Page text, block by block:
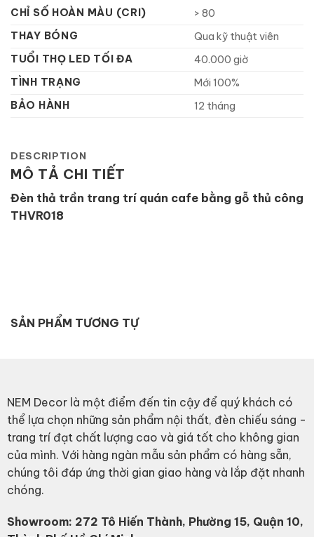
CHỈ SỐ HOÀN MÀU (CRI)
> 80
THAY BÓNG
Qua kỹ thuật viên
TUỔI THỌ LED TỐI ĐA
40.000 giờ
TÌNH TRẠNG
Mới 100%
BẢO HÀNH
12 tháng
DESCRIPTION
MÔ TẢ CHI TIẾT
Đèn thả trần trang trí quán cafe bằng gỗ thủ công
THVR018
SẢN PHẨM TƯƠNG TỰ
NEM Decor là một điểm đến tin cậy để quý khách có
thể lựa chọn những sản phẩm nội thất, đèn chiếu sáng -
trang trí đạt chất lượng cao và giá tốt cho không gian
của mình. Với hàng ngàn mẫu sản phẩm có hàng sẵn,
chúng tôi đáp ứng thời gian giao hàng và lắp đặt nhanh
chóng.
Showroom: 272 Tô Hiến Thành, Phường 15, Quận 10,